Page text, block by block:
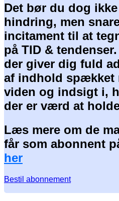
Det bør du dog
hindring, men
incitament til at
på TID &
der giver dig fuld
af indhold spækket
viden og indsigt i,
der er værd at
Læs mere om de
får som abonnent
her
Bestil abonnement